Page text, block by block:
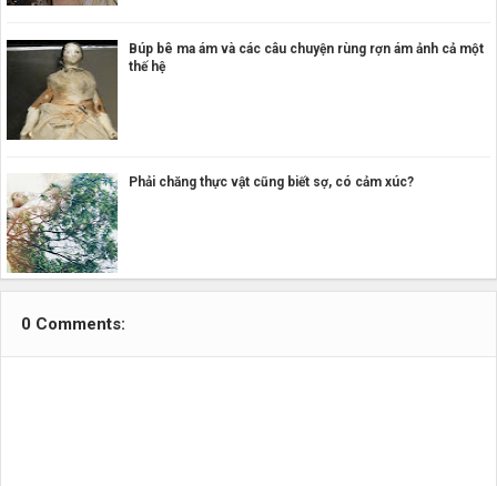
Búp bê ma ám và các câu chuyện rùng rợn ám ảnh cả một
thế hệ
Phải chăng thực vật cũng biết sợ, có cảm xúc?
0 Comments: